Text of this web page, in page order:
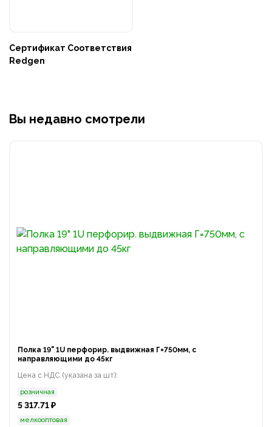
Сертификат Соответствия
Redgen
Вы недавно смотрели
Полка 19" 1U перфорир. выдвижная Г=750мм, с
направляющими до 45кг
Цена с НДС (указана за шт):
розничная
5 317.71 ₽
мелкооптовая